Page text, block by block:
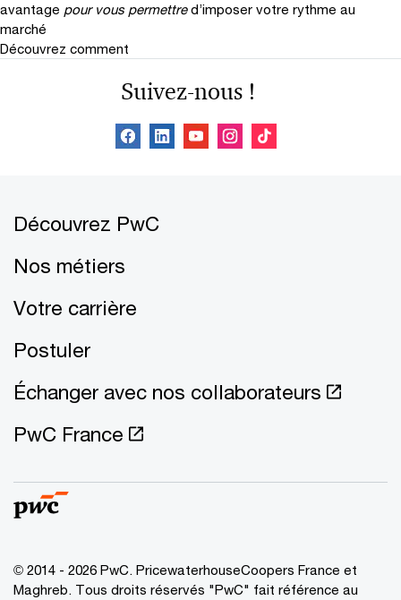
avantage pour vous permettre d’imposer votre rythme au
marché
Découvrez comment
Suivez-nous !
Découvrez PwC
Nos métiers
Votre carrière
Postuler
Échanger avec nos collaborateurs
PwC France
© 2014 - 2026 PwC. PricewaterhouseCoopers France et
Maghreb. Tous droits réservés "PwC" fait référence au